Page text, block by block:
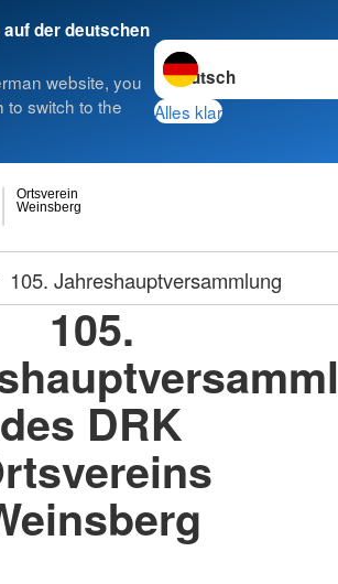
der deutschen
website, you
to switch to the
Sprache wechseln zu
Alles klar
Weinsberg
Ortsverein
105. Jahreshauptversammlung
105.
des DRK